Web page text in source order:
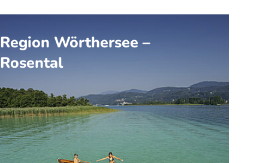
Region Wörthersee –
Rosental